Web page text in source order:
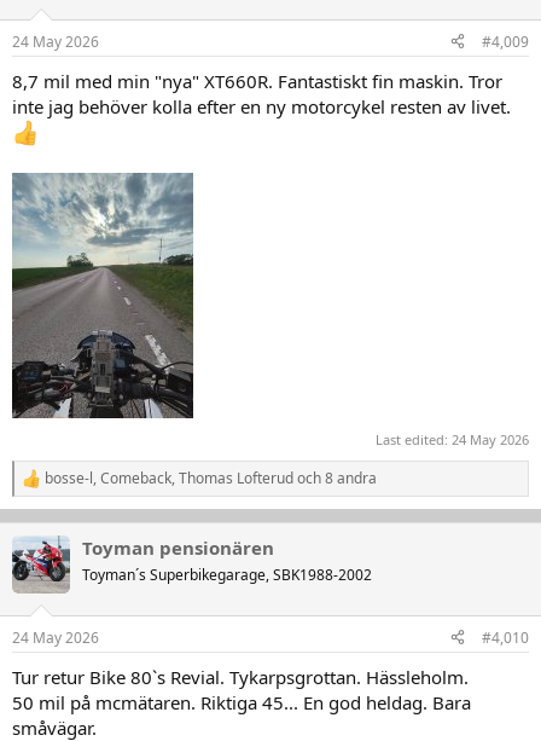
e
:
24 May 2026 #4,009
8,7 mil med min "nya" XT660R. Fantastiskt fin maskin. Tror
inte jag behöver kolla efter en ny motorcykel resten av livet.
Last edited: 24 May 2026
R
e
a
k
t
i
n
e
:
bosse-l,Comeback,Thomas Lofterudoch 8 andra
Toyman pensionären
Toyman´s Superbikegarage, SBK1988-2002
24 May 2026 #4,010
Tur retur Bike 80`s Revial. Tykarpsgrottan. Hässleholm.
50 mil på mcmätaren. Riktiga 45... En god heldag. Bara
småvägar.